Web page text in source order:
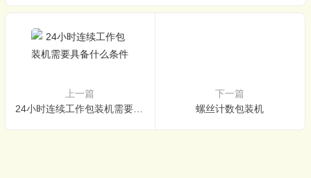
上一篇
24小时连续工作包装机需要具备什么条件
下一篇
螺丝计数包装机